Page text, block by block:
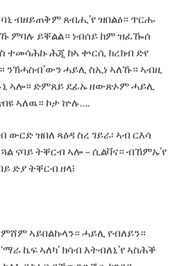
ብዘይጠቅም ጸብሒ’የ ዝበልዕ። ጥርሑ
ምባሉ ይቐልል። ነብሰይ ከም ዝፈዀሰ
ተመሳሕኩ ሕጂ ከኣ ቍርሲ ክረክብ ድየ
ንኽሓስብ’ውን ሓይሊ ስኢነ ኣለኹ። ኣብዚ
ኣሎ። ድምጸይ ደፊኡ ዘውጽኦም ሓይሊ
ኣለዉ። ኮታ ኵሉ….
ዝበለ ጻዕዳ ስረ ገይራ፡ ኣብ ርእሳ
ናባይ ትቐርብ ኣሎ – ሲልቫና። ብኸምኡ’የ
ድያ ትቐርብ ዘላ፧
ኣይበልኩላን። ሓይሊ የብለይን።
ኬፍ ኣለካ’ ክሳብ እትብለኒ’የ ኣስሕቕ